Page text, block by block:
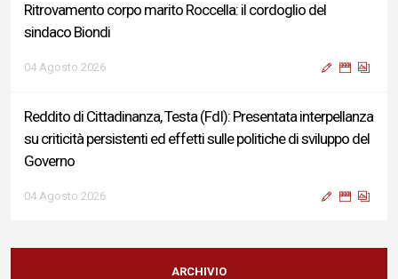
Ritrovamento corpo marito Roccella: il cordoglio del
sindaco Biondi
04 Agosto 2026
Reddito di Cittadinanza, Testa (FdI): Presentata interpellanza
su criticità persistenti ed effetti sulle politiche di sviluppo del
Governo
04 Agosto 2026
Sigismondi, Liris e Testa: “Profondo cordoglio e vicinanza al
Ministro Roccella e alla sua famiglia”
ARCHIVIO